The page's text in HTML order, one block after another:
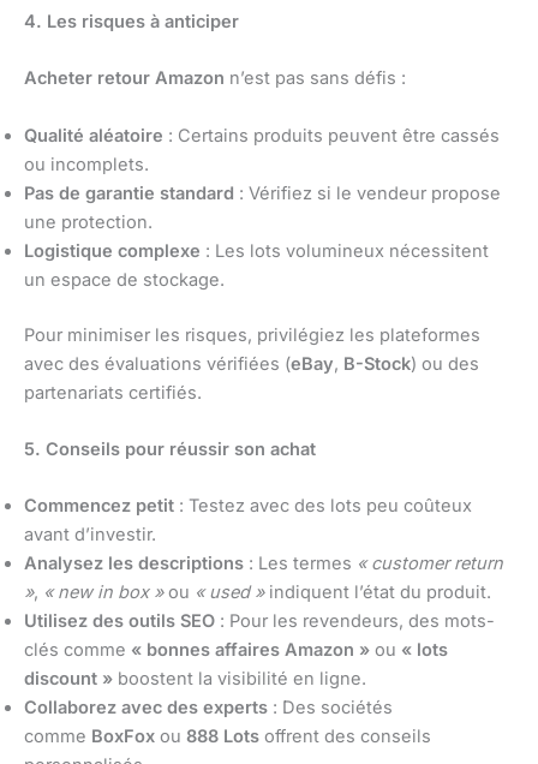
4. Les risques à anticiper
Acheter retour Amazon n’est pas sans défis :
Qualité aléatoire : Certains produits peuvent être cassés
ou incomplets.
Pas de garantie standard : Vérifiez si le vendeur propose
une protection.
Logistique complexe : Les lots volumineux nécessitent
un espace de stockage.
Pour minimiser les risques, privilégiez les plateformes
avec des évaluations vérifiées (eBay, B-Stock) ou des
partenariats certifiés.
5. Conseils pour réussir son achat
Commencez petit : Testez avec des lots peu coûteux
avant d’investir.
Analysez les descriptions : Les termes « customer return
», « new in box »ou « used »indiquent l’état du produit.
Utilisez des outils SEO : Pour les revendeurs, des mots-
clés comme « bonnes affaires Amazon » ou « lots
discount » boostent la visibilité en ligne.
Collaborez avec des experts : Des sociétés
comme BoxFox ou 888 Lots offrent des conseils